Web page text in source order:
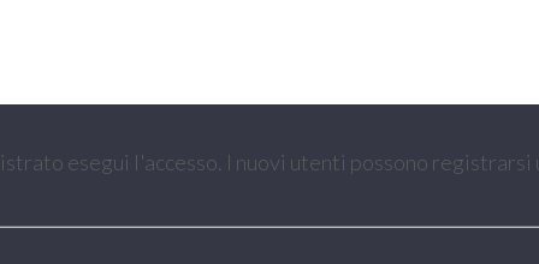
esegui l'accesso. I nuovi utenti possono